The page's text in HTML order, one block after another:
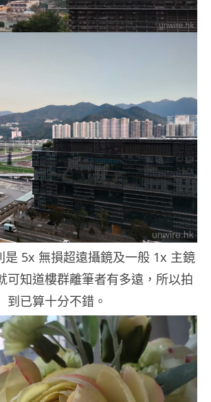
5x 無損超遠攝鏡及一般 1x 主鏡
可知道樓群離筆者有多遠，所以拍
到已算十分不錯。